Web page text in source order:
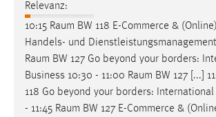
Relevanz:
10:15 Raum BW 118 E-Commerce &
Handels- und
Raum BW 127 Go beyond your borders:
Business 10:30 - 11:00 Raum BW 127 [...]
118 Go beyond your borders: International
- 11:45 Raum BW 127 E-Commerce &
Matomo
Name:
_pk_ref, _pk_cvar, _pk_id, _pk_ses
Zweck:
Zugriffsstatistik